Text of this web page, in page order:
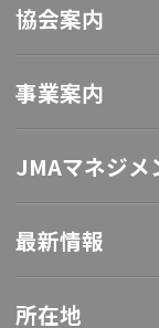
協会案内
事業案内
JMAマネジメ
最新情報
所在地